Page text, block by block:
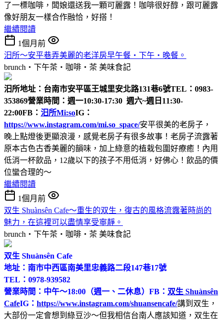
了一標咖啡，闆娘還送我一顆可麗露！咖啡很好醇，跟可麗露
像好朋友一樣合作融恰，好搭！
繼續閱讀
1個月前
汨所～安平巷弄美麗的老洋房早午餐‧下午‧晚餐。
brunch‧下午茶‧咖啡‧茶 美味食記
汨所地址：台南市安平區王城里安北路131巷6號TEL：0983-
353869營業時間：週一10:30-17:30 週六~週日11:30-
22:00FB： 汨所Mi:soIG：
https://www.instagram.com/mi.so_space/安平很美的老房子，
晚上點燈後更顯浪漫，感覺老房子有很多故事！老房子流露著
原本古色古香美麗的韻味，加上綠意的植栽包圍好療癒！內用
低消一杯飲品，12歲以下的孩子不用低消，好佛心！飲品的價
位蠻合理的～
繼續閱讀
1個月前
双生 Shuànsên Cafe～重生的双生，復古的風格流露著時尚的
魅力，在這裡可以盡情享受寧靜。
brunch‧下午茶‧咖啡‧茶 美味食記
双生 Shuànsên Cafe
地址：南市中西區南美里忠義路二段147巷17號
TEL：0978-939582
營業時間：中午～18:00（週一、二休息） FB： 双生 Shuànsên
CafeIG： https://www.instagram.com/shuansencafe/講到双生，
大部份一定會想到綠豆沙～但我相信台南人應該知道，双生在